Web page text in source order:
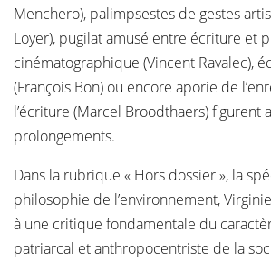
Menchero), palimpsestes de gestes
Loyer), pugilat amusé entre écriture et
cinématographique (Vincent Ravalec),
(François Bon) ou encore aporie de
l’écriture (Marcel Broodthaers) figurent
prolongements.
Dans la rubrique « Hors dossier », la
philosophie de l’environnement,
à une critique fondamentale du
patriarcal et anthropocentriste de la